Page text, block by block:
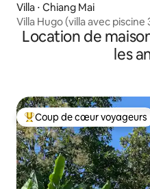
Villa ⋅ Chiang Mai
Villa Hugo (villa avec
Location de
les
Coups de cœur voyageurs
Coup de cœur voyageurs